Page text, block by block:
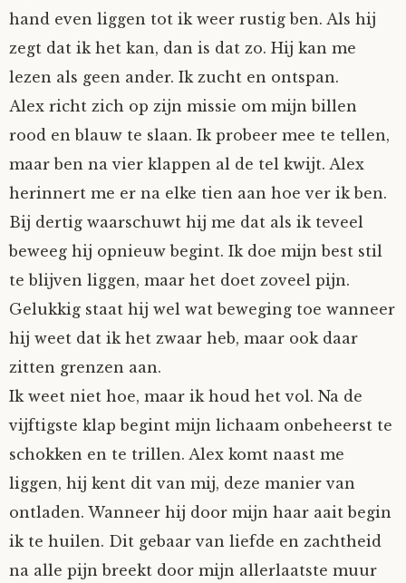
hand even liggen tot ik weer rustig ben. Als hij
zegt dat ik het kan, dan is dat zo. Hij kan me
lezen als geen ander. Ik zucht en ontspan.
Alex richt zich op zijn missie om mijn billen
rood en blauw te slaan. Ik probeer mee te tellen,
maar ben na vier klappen al de tel kwijt. Alex
herinnert me er na elke tien aan hoe ver ik ben.
Bij dertig waarschuwt hij me dat als ik teveel
beweeg hij opnieuw begint. Ik doe mijn best stil
te blijven liggen, maar het doet zoveel pijn.
Gelukkig staat hij wel wat beweging toe wanneer
hij weet dat ik het zwaar heb, maar ook daar
zitten grenzen aan.
Ik weet niet hoe, maar ik houd het vol. Na de
vijftigste klap begint mijn lichaam onbeheerst te
schokken en te trillen. Alex komt naast me
liggen, hij kent dit van mij, deze manier van
ontladen. Wanneer hij door mijn haar aait begin
ik te huilen. Dit gebaar van liefde en zachtheid
na alle pijn breekt door mijn allerlaatste muur